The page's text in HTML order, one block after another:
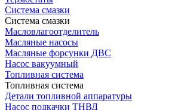
Система смазки
Система смазки
Масловлагоотделитель
Масляные насосы
Масляные форсунки ДВС
Насос вакуумный
Топливная система
Топливная система
Детали топливной аппаратуры
Насос подкачки ТНВД